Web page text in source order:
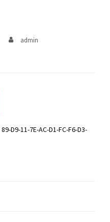
admin
89-D9-11-7E-AC-D1-FC-F6-D3-